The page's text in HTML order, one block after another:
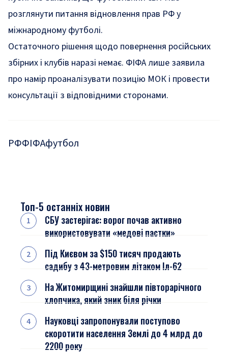
розглянути питання відновлення прав РФ у
міжнародному футболі.
Остаточного рішення щодо повернення російських
збірних і клубів наразі немає. ФІФА лише заявила
про намір проаналізувати позицію МОК і провести
консультації з відповідними сторонами.
РФФІФАфутбол
Топ-5 останніх новин
СБУ застерігає: ворог почав активно
використовувати «медові пастки»
Під Києвом за $150 тисяч продають
садибу з 43-метровим літаком Іл-62
На Житомирщині знайшли півторарічного
хлопчика, який зник біля річки
Науковці запропонували поступово
скоротити населення Землі до 4 млрд до
2200 року